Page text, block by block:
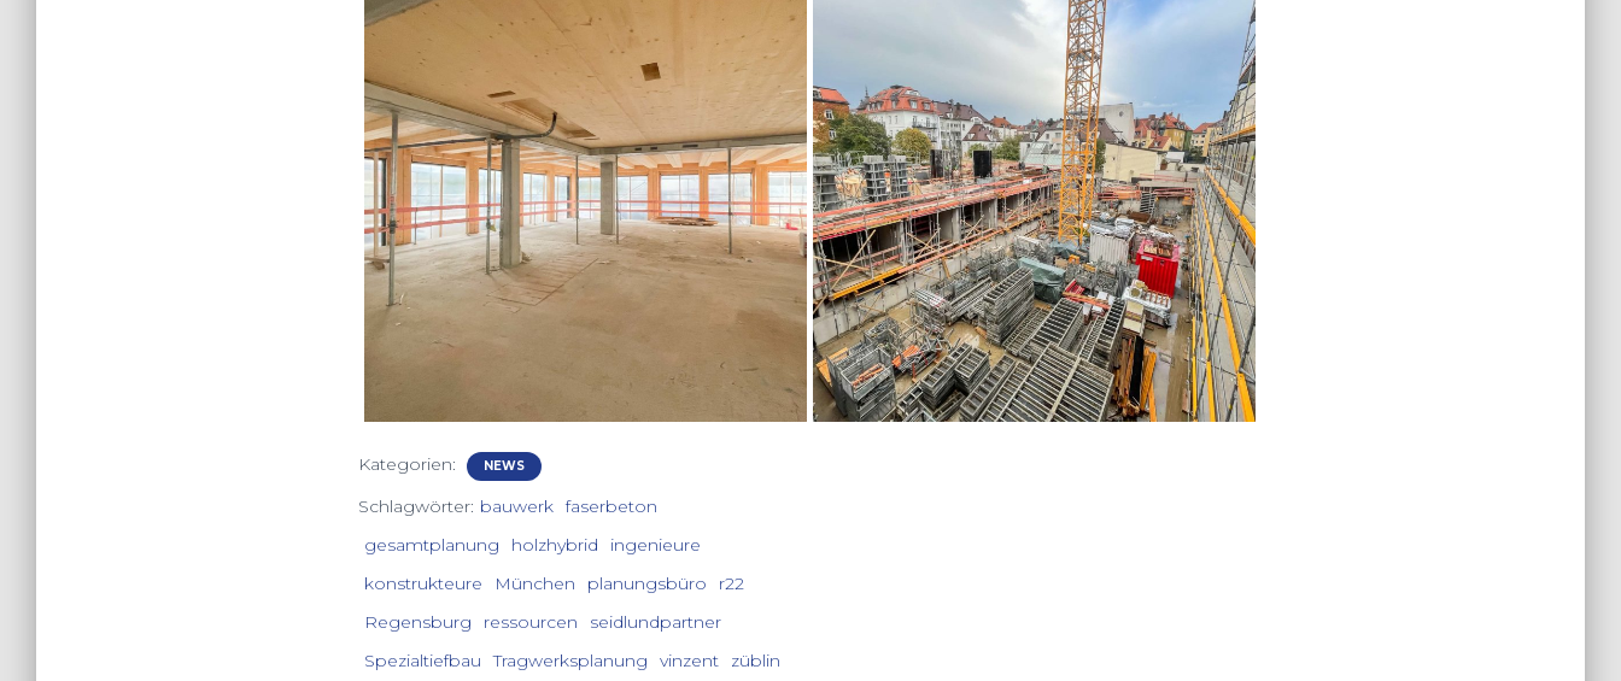
Kategorien: NEWS
Schlagwörter: bauwerk faserbeton
gesamtplanung
holzhybrid
ingenieure
konstrukteure
München planungsbüro
r22
Regensburg
ressourcen
seidlundpartner
Spezialtiefbau
Tragwerksplanung vinzent züblin